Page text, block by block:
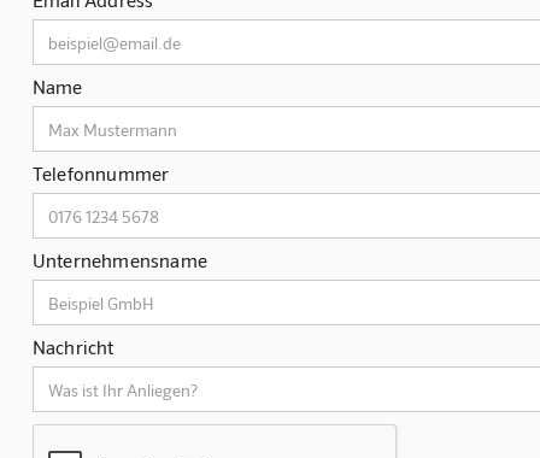
Name
Telefonnummer
Unternehmensname
Nachricht